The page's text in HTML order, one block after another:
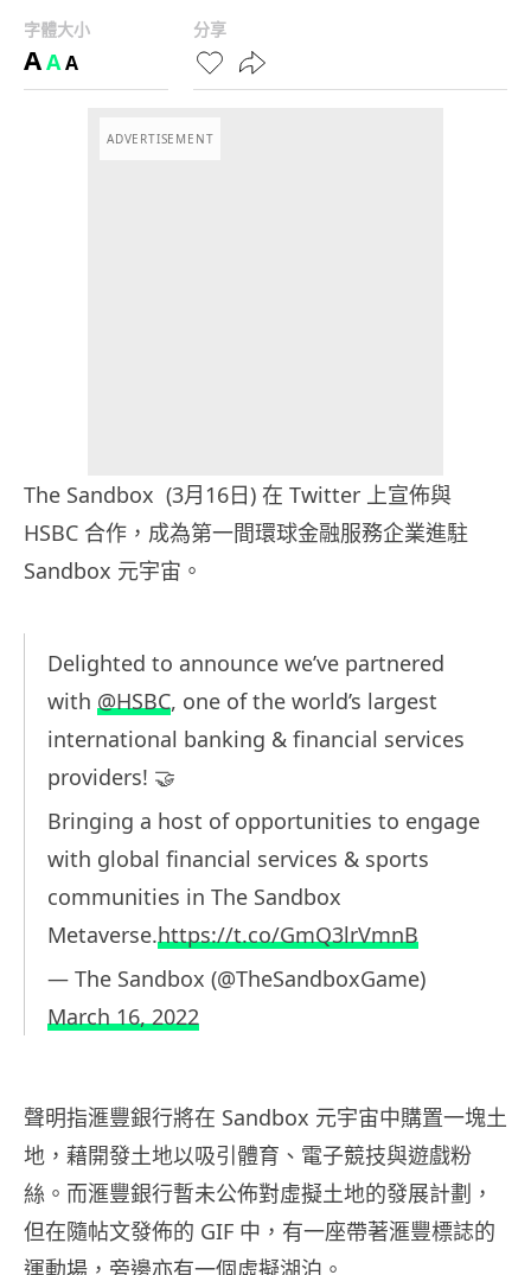
字體大小
AAA
分享
ADVERTISEMENT
The Sandbox (3月16日) 在 Twitter 上宣佈與
HSBC 合作，成為第一間環球金融服務企業進駐
Sandbox 元宇宙。
Delighted to announce we’ve partnered
with @HSBC, one of the world’s largest
international banking & financial services
providers! 🤝
Bringing a host of opportunities to engage
with global financial services & sports
communities in The Sandbox
Metaverse.https://t.co/GmQ3lrVmnB
— The Sandbox (@TheSandboxGame)
March 16, 2022
聲明指滙豐銀行將在 Sandbox 元宇宙中購置一塊土
地，藉開發土地以吸引體育、電子競技與遊戲粉
絲。而滙豐銀行暫未公佈對虛擬土地的發展計劃，
但在隨帖文發佈的 GIF 中，有一座帶著滙豐標誌的